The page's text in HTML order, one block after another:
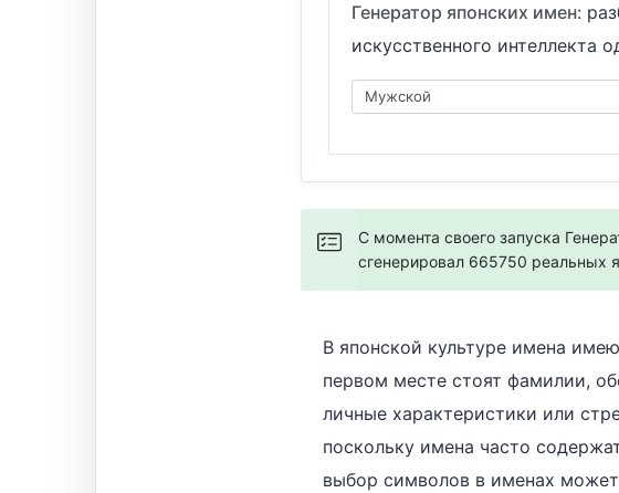
Генератор японских имен:
искусственного
С момента своего запуска
сгенерировал 665750 реальных
В японской культуре имена
первом месте стоят фамилии,
личные характеристики или
поскольку имена часто
выбор символов в именах может